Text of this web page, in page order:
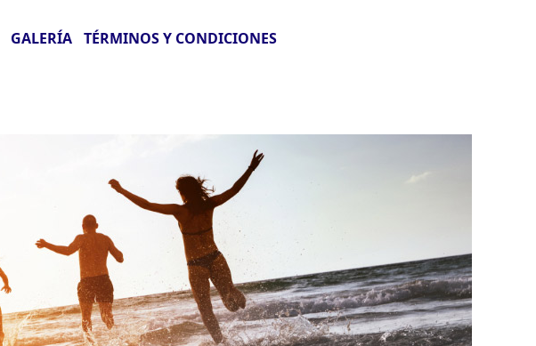
GALERÍA TÉRMINOS Y CONDICIONES